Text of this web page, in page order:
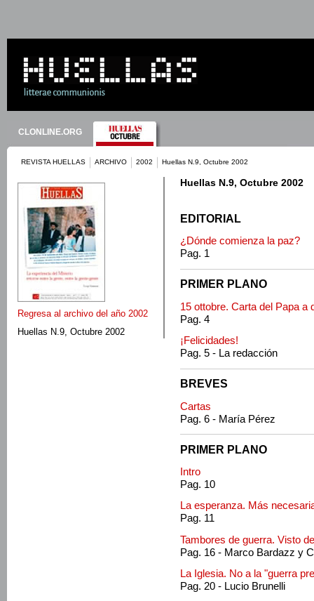
CLONLINE.ORG
REVISTA HUELLAS ARCHIVO 2002 Huellas N.9, Octubre 2002
Regresa al archivo del año 2002
Huellas N.9, Octubre 2002
Huellas N.9, Octubre 2002
EDITORIAL
¿Dónde comienza la paz?
Pag. 1
PRIMER PLANO
15 ottobre. Carta del Papa a
Pag. 4
¡Felicidades!
Pag. 5 - La redacción
BREVES
Cartas
Pag. 6 - María Pérez
PRIMER PLANO
Intro
Pag. 10
La esperanza. Más
Pag. 11
Tambores de guerra. Visto
Pag. 16 - Marco Bardazz y
La Iglesia. No a la "guerra
Pag. 20 - Lucio Brunelli